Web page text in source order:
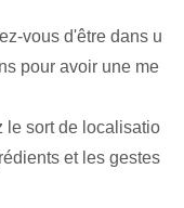
vous d'être dans u
pour avoir une me
le sort de localisatio
et les gestes